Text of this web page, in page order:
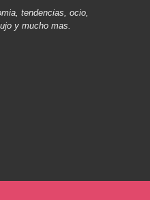
tendencias, ocio,
y mucho mas.